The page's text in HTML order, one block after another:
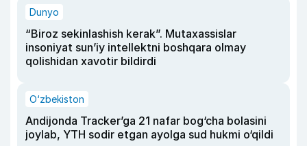
Dunyo
“Biroz sekinlashish kerak”. Mutaxassislar
insoniyat sun’iy intellektni boshqara olmay
qolishidan xavotir bildirdi
O‘zbekiston
Andijonda Tracker’ga 21 nafar bog‘cha bolasini
joylab, YTH sodir etgan ayolga sud hukmi o‘qildi